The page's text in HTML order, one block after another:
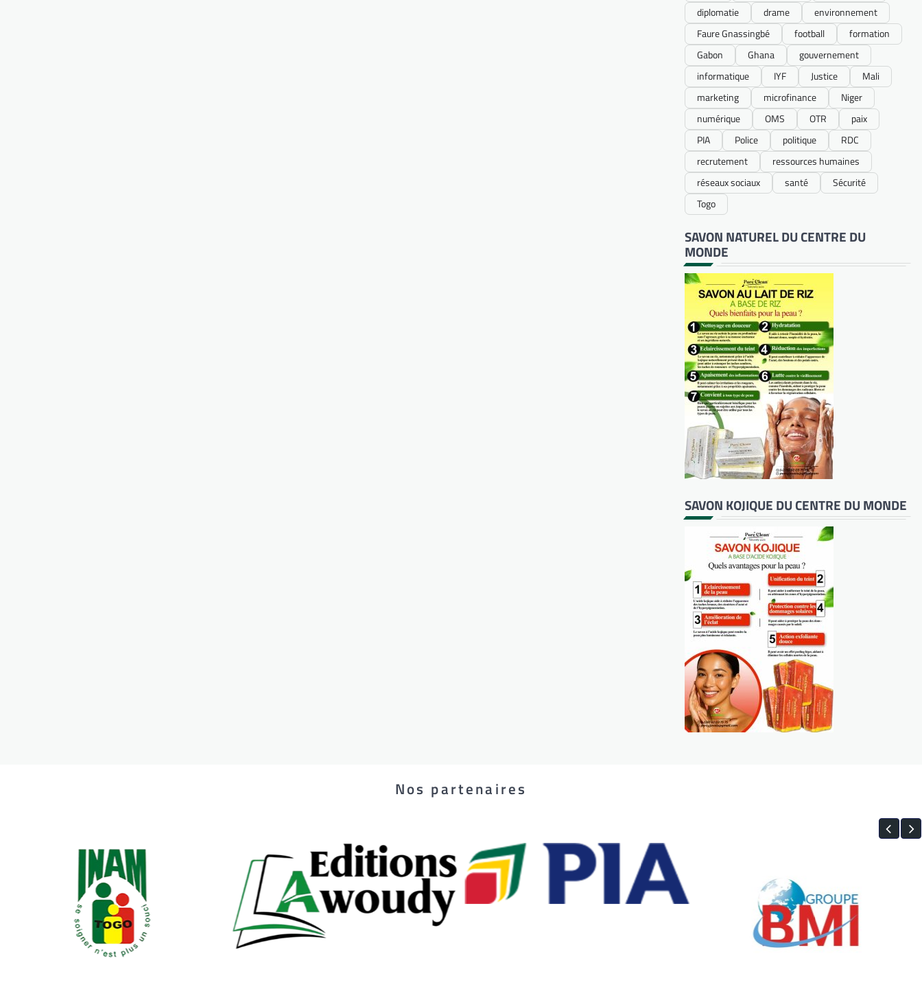
diplomatie
drame
environnement
Faure Gnassingbé
football
formation
Gabon
Ghana
gouvernement
informatique
IYF Justice
Mali
marketing
microfinance
Niger
numérique
OMS OTR
paix
PIA
Police politique
RDC
recrutement
ressources humaines
réseaux sociaux
santé
Sécurité
Togo
SAVON NATUREL DU CENTRE DU
MONDE
SAVON KOJIQUE DU CENTRE DU MONDE
Nos partenaires